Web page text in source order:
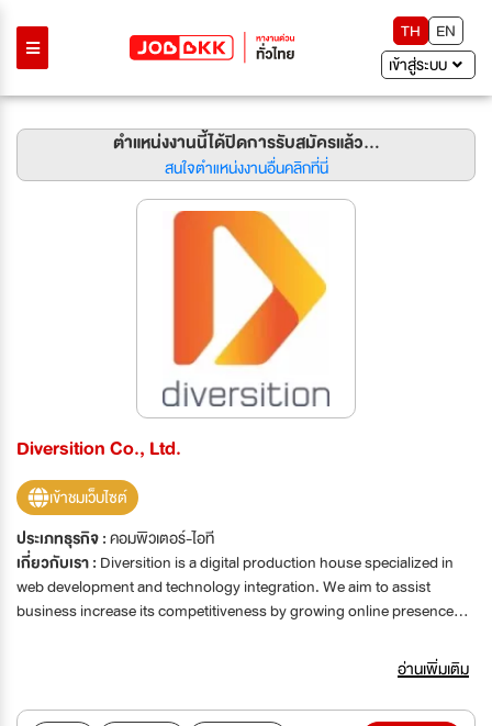
TH
EN
เข้าสู่ระบบ
ตำแหน่งงานนี้ได้ปิดการรับสมัครแล้ว...
สนใจตำแหน่งงานอื่นคลิกที่นี่
Diversition Co., Ltd.
เข้าชมเว็บไซต์
ประเภทธุรกิจ :คอมพิวเตอร์-ไอที
เกี่ยวกับเรา : Diversition is a digital production house specialized in
web development and technology integration. We aim to assist
business increase its competitiveness by growing online presence
อ่านเพิ่มเติม